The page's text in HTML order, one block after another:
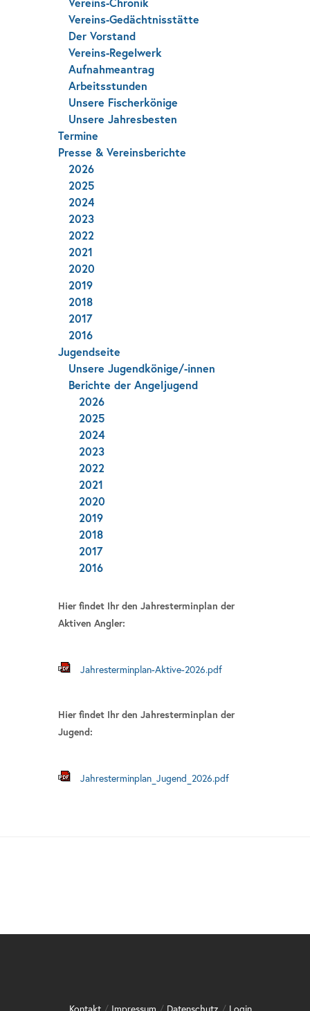
Vereins-Gedächtnisstätte
Der Vorstand
Vereins-Regelwerk
Aufnahmeantrag
Arbeitsstunden
Unsere Fischerkönige
Unsere Jahresbesten
Termine
Presse & Vereinsberichte
2026
2025
2024
2023
2022
2021
2020
2019
2018
2017
2016
Jugendseite
Unsere Jugendkönige/-innen
Berichte der Angeljugend
2026
2025
2024
2023
2022
2021
2020
2019
2018
2017
2016
Hier findet Ihr den Jahresterminplan der
Aktiven Angler:
Jahresterminplan-Aktive-2026.pdf
Hier findet Ihr den Jahresterminplan der
Jugend:
Jahresterminplan_Jugend_2026.pdf